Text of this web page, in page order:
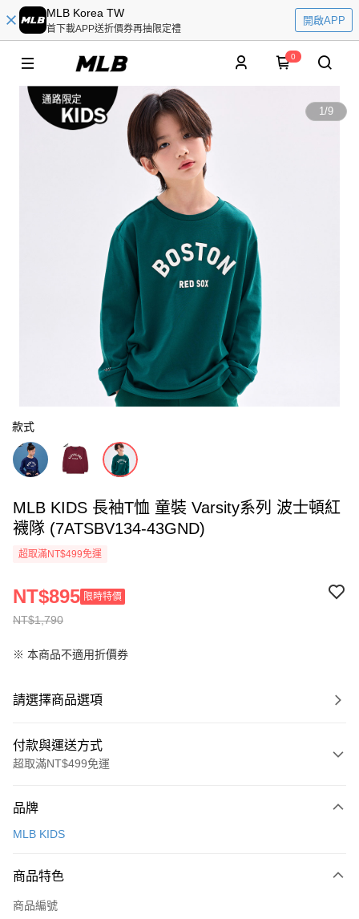
MLB Korea TW
首下載APP送折價券再抽限定禮
開啟APP
0
1/9
款式
MLB KIDS 長袖T恤 童裝 Varsity系列 波士頓紅
襪隊 (7ATSBV134-43GND)
超取滿NT$499免運
NT$1,790
NT$895 限時特價
※ 本商品不適用折價券
請選擇商品選項
付款與運送方式
超取滿NT$499免運
信用卡一次付款
LINE Pay
Apple Pay
品牌
MLB KIDS
商品特色
商品編號